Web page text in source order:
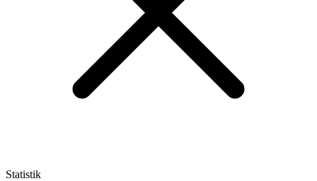
Statistik